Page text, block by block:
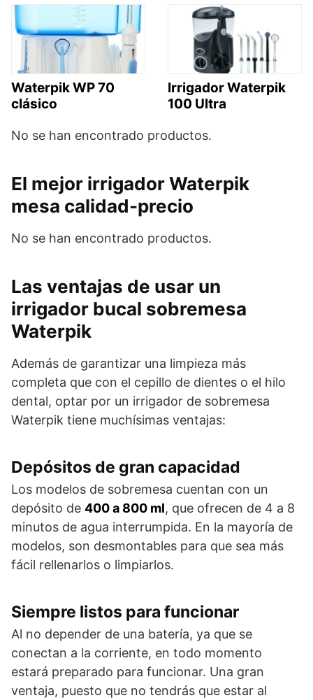
Waterpik WP 70
clásico
Irrigador Waterpik
100 Ultra
No se han encontrado productos.
El mejor irrigador Waterpik
mesa calidad-precio
No se han encontrado productos.
Las ventajas de usar un
irrigador bucal sobremesa
Waterpik
Además de garantizar una limpieza más
completa que con el cepillo de dientes o el hilo
dental, optar por un irrigador de sobremesa
Waterpik tiene muchísimas ventajas:
Depósitos de gran capacidad
Los modelos de sobremesa cuentan con un
depósito de 400 a 800 ml, que ofrecen de 4 a 8
minutos de agua interrumpida. En la mayoría de
modelos, son desmontables para que sea más
fácil rellenarlos o limpiarlos.
Siempre listos para funcionar
Al no depender de una batería, ya que se
conectan a la corriente, en todo momento
estará preparado para funcionar. Una gran
ventaja, puesto que no tendrás que estar al